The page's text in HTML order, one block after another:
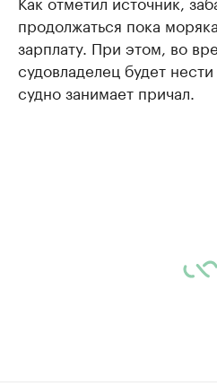
продолжаться пока
зарплату. При этом, во
судовладелец будет
судно занимает причал.